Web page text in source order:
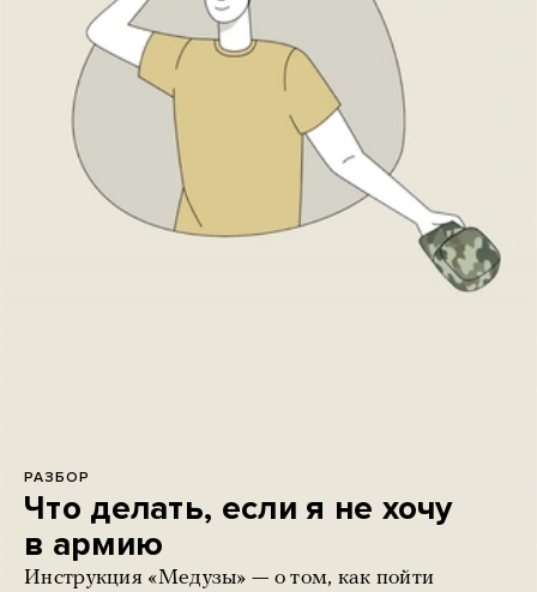
РАЗБОР
Что делать, если я не хочу
в армию
Инструкция «Медузы» — о том, как пойти